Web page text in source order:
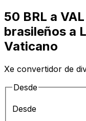
50 BRL a
brasileños a
Vaticano
Xe convertidor de
Desde
Desde